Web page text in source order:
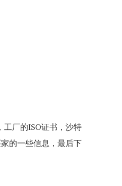
工厂的ISO证书，沙特
的一些信息，最后下